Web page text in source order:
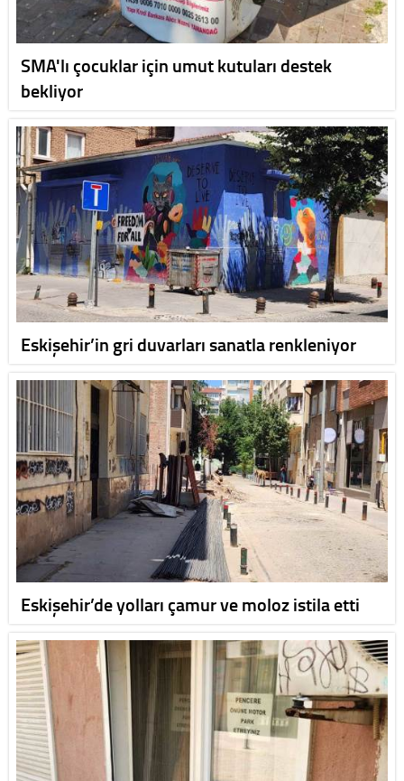
SMA'lı çocuklar için umut kutuları destek
bekliyor
Eskişehir’in gri duvarları sanatla renkleniyor
Eskişehir’de yolları çamur ve moloz istila etti